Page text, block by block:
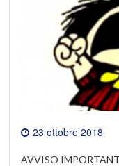
23 ottobre 2018
AVVISO